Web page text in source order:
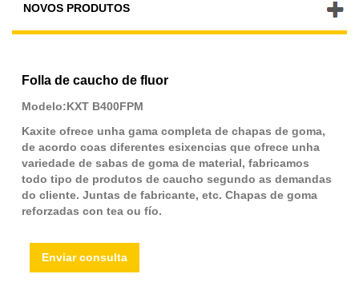
NOVOS PRODUTOS
Folla de caucho de fluor
Modelo:KXT B400FPM
Kaxite ofrece unha gama completa de chapas de goma,
de acordo coas diferentes esixencias que ofrece unha
variedade de sabas de goma de material, fabricamos
todo tipo de produtos de caucho segundo as demandas
do cliente. Juntas de fabricante, etc. Chapas de goma
reforzadas con tea ou fío.
Enviar consulta